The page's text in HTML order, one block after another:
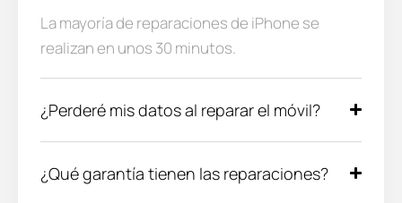
La mayoría de reparaciones de iPhone se
realizan en unos 30 minutos.
¿Perderé mis datos al reparar el móvil?
¿Qué garantía tienen las reparaciones?